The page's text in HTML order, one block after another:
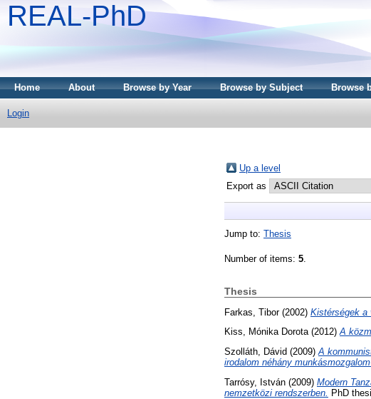
REAL-PhD
Home About Browse by Year Browse by Subject Browse
Login
Up a level
Export as
Jump to: Thesis
Number of items: 5
Thesis
Farkas, Tibor(2002) Kistérségek a
Kiss, Mónika Dorota(2012)A
Szolláth, Dávid (2009)A
irodalom néhány
Tarrósy, István (2009) Modern
nemzetközi rendszerben.
PhD